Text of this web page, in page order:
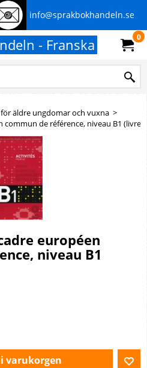
info@sprakbokhandeln.se
- Franska 0
äldre ungdomar och vuxna >
de référence, niveau B1
européen
niveau B1
varukorgen